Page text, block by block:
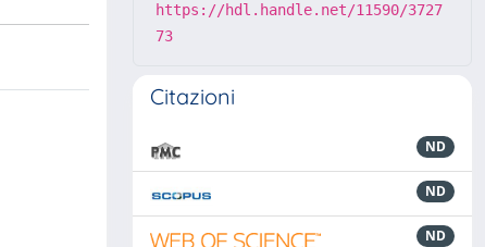
https://hdl.handle.net/11590/3727
73
Citazioni
ND
ND
ND